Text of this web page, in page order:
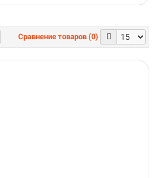
Сравнение товаров (0)